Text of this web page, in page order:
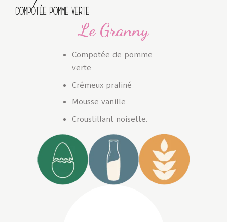
Le Granny
Compotée de pomme
verte
Crémeux praliné
Mousse vanille
Croustillant noisette.